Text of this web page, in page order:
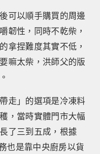
可以順手購買的周邊
韌性，同時不乾柴，
拿捏難度其實不低，
嘛太柴，洪師父的版
走」的選項是冷凍料
，當時實體門市大幅
了三到五成，根據
也是靠中央廚房以貨